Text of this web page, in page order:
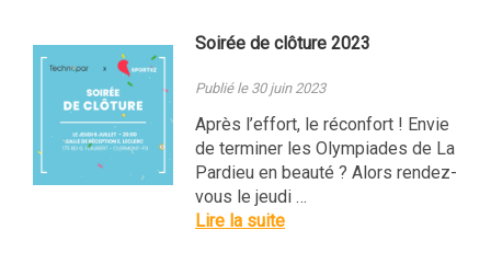
Soirée de clôture 2023
Publié le 30 juin 2023
Après l’effort, le réconfort ! Envie
de terminer les Olympiades de La
Pardieu en beauté ? Alors rendez-
vous le jeudi …
Lire la suite